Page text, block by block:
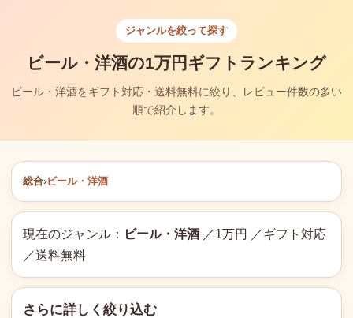
ジャンルを絞って探す
ビール・洋酒の1万円ギフトランキング
ビール・洋酒をギフト対応・送料無料に絞り、レビュー件数の多い
順で紹介します。
総合›ビール・洋酒
現在のジャンル： ビール・洋酒 ／1万円 ／ギフト対応
／送料無料
さらに詳しく絞り込む